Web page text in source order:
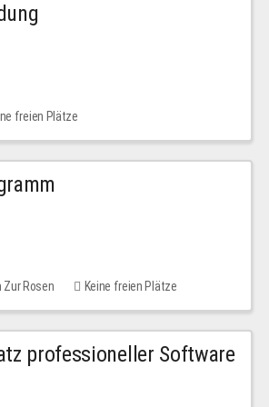
freien Plätze
Rosen Keine freien Plätze
professioneller Software